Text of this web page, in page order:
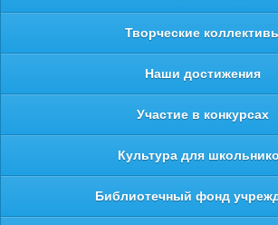
Творческие
Наши достижения
Участие в конкурсах
Культура для
Библиотечный фонд